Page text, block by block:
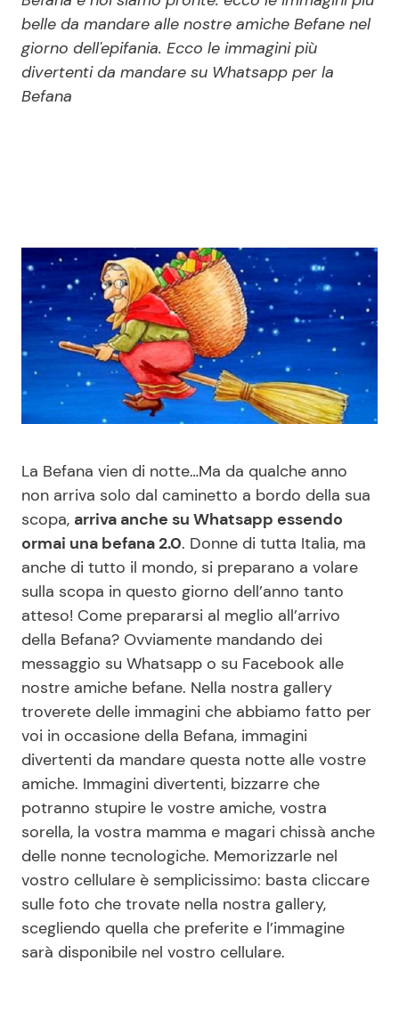
ShowBiz
News Cinema
Social News
Benessere
Casa
Moda e Style
Mondo Mamma
Salute
Viaggi e Turismo
Festività
Cucina e Ricette
Consigli di Cucina
Dolci
Le Ricette in TV
Ricette Facili e Veloci
Ricette Feste
Ricette per Bambini
Seguici
Info
Chi siamo
Disclaimer e Privacy
Redazione
Pubblicità
belle da mandare alle nostre amiche Befane nel
giorno dell'epifania. Ecco le immagini più
divertenti da mandare su Whatsapp per la
Befana
La Befana vien di notte…Ma da qualche anno
non arriva solo dal caminetto a bordo della sua
scopa, arriva anche su Whatsapp essendo
ormai una befana 2.0. Donne di tutta Italia, ma
anche di tutto il mondo, si preparano a volare
sulla scopa in questo giorno dell’anno tanto
atteso! Come prepararsi al meglio all’arrivo
della Befana? Ovviamente mandando dei
messaggio su Whatsapp o su Facebook alle
nostre amiche befane. Nella nostra gallery
troverete delle immagini che abbiamo fatto per
voi in occasione della Befana, immagini
divertenti da mandare questa notte alle vostre
amiche. Immagini divertenti, bizzarre che
potranno stupire le vostre amiche, vostra
sorella, la vostra mamma e magari chissà anche
delle nonne tecnologiche. Memorizzarle nel
vostro cellulare è semplicissimo: basta cliccare
sulle foto che trovate nella nostra gallery,
scegliendo quella che preferite e l’immagine
sarà disponibile nel vostro cellulare.